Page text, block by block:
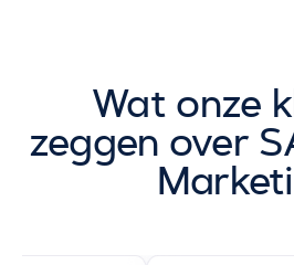
Wat onze
zeggen over